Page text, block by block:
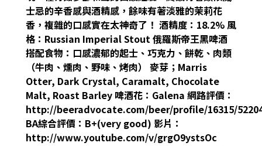
士忌的辛香感與酒精感，餘味有著淡雅的茉莉花
香，複雜的口感實在太神奇了！ 酒精度：18.2% 風
格：Russian Imperial Stout 俄羅斯帝王黑啤酒
搭配食物：口感濃郁的起士、巧克力、餅乾、肉類
（牛肉、燻肉、野味、烤肉） 麥芽；Marris
Otter, Dark Crystal, Caramalt, Chocolate
Malt, Roast Barley 啤酒花：Galena 網路評價：
http://beeradvocate.com/beer/profile/16315/
BA綜合評價：B+(very good) 影片：
http://www.youtube.com/v/grgO9ystsOc